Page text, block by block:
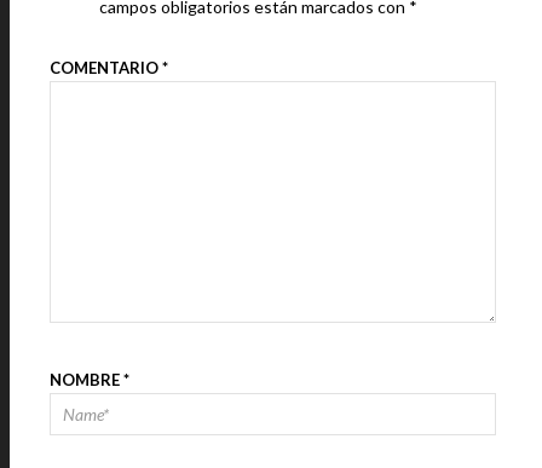
campos obligatorios están marcados con *
COMENTARIO*
NOMBRE*